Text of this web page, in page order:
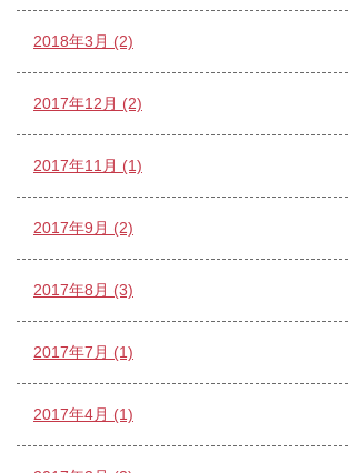
2018年3月 (2)
2017年12月 (2)
2017年11月 (1)
2017年9月 (2)
2017年8月 (3)
2017年7月 (1)
2017年4月 (1)